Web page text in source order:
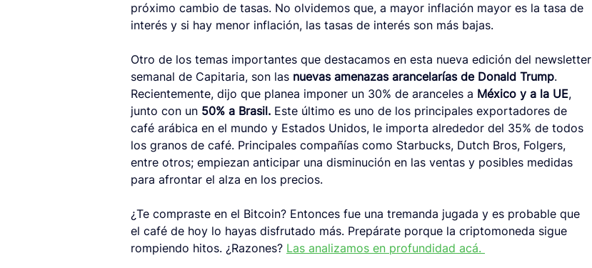
próximo cambio de tasas. No olvidemos que, a mayor inflación mayor es la tasa de
interés y si hay menor inflación, las tasas de interés son más bajas.
Otro de los temas importantes que destacamos en esta nueva edición del newsletter
semanal de Capitaria, son las nuevas amenazas arancelarías de Donald Trump.
Recientemente, dijo que planea imponer un 30% de aranceles a México y a la UE,
junto con un 50% a Brasil. Este último es uno de los principales exportadores de
café arábica en el mundo y Estados Unidos, le importa alrededor del 35% de todos
los granos de café. Principales compañías como Starbucks, Dutch Bros, Folgers,
entre otros; empiezan anticipar una disminución en las ventas y posibles medidas
para afrontar el alza en los precios.
¿Te compraste en el Bitcoin? Entonces fue una tremanda jugada y es probable que
el café de hoy lo hayas disfrutado más. Prepárate porque la criptomoneda sigue
rompiendo hitos. ¿Razones? Las analizamos en profundidad acá.